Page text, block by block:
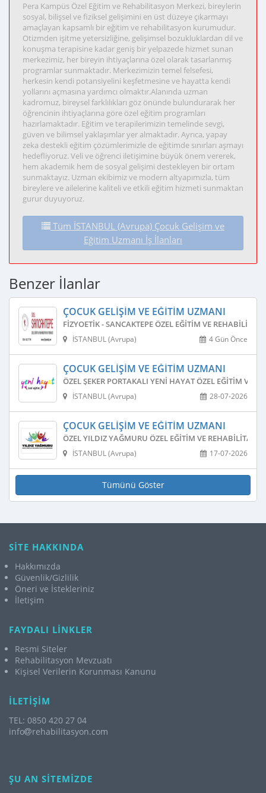
Pera Kampüs Özel Eğitim ve Rehabilitasyon Merkezi, bireylerin
sosyal, bilişsel ve fiziksel gelişimini en üst düzeye çıkarmayı
amaçlayan kapsamlı bir eğitim ve rehabilitasyon kurumudur.
Otizmden işitme yetersizliğine, gelişimsel bozukluklardan dil ve
konuşma terapisine kadar geniş bir yelpazede hizmet sunan
merkezimiz, her bireyin ihtiyaçlarına özel olarak tasarlanmış
programlar sunmaktadır. Merkezimizin temel felsefesi,
herkesin kendi potansiyelini keşfetmesine ve hayatta kendi
yollarını açmasına yardımcı olmaktır.Alanında uzman
kadromuz, bireysel farklılıkları göz önünde bulundurarak her
öğrencinin ihtiyaçlarına göre özel eğitim programları
hazırlamaktadır. Eğitim ve terapilerimizin temelinde sevgi,
güven ve bilimsel yaklaşımlar yer almaktadır. Ayrıca, yapay
zeka destekli eğitim çözümlerimizle de eğitimde sınırları aşmayı
hedefliyoruz. Veli ve öğrenci iletişimine büyük önem vererek,
hem akademik hem de sosyal gelişimi destekleyen bir ortam
sunmaktayız. Uzman ekibimiz ve modern altyapımızla, tüm
bireylere ve ailelerine kaliteli ve etkili eğitim hizmeti sunmaktan
gurur duyuyoruz.
Tüm İSTANBUL (Avrupa) Çocuk Gelişim ve
Eğitim Uzmanı İş İlanları
Benzer İlanlar
ÇOCUK GELIŞIM VE EĞITIM UZMANI
FIZYOETIK - SANCAKTEPE ÖZEL EĞITIM VE
4 Gün Önce
İSTANBUL (Avrupa)
ÇOCUK GELIŞIM VE EĞITIM UZMANI
ÖZEL ŞEKER PORTAKALI YENI HAYAT ÖZEL EĞITIM VE
28-07-2026
İSTANBUL (Avrupa)
ÇOCUK GELIŞIM VE EĞITIM UZMANI
ÖZEL YILDIZ YAĞMURU ÖZEL EĞITIM VE
17-07-2026
İSTANBUL (Avrupa)
Tümünü Göster
SİTE HAKKINDA
Hakkımızda
Güvenlik/Gizlilik
Öneri ve İstekleriniz
İletişim
FAYDALI LİNKLER
Resmi Siteler
Rehabilitasyon Mevzuatı
Kişisel Verilerin Korunması Kanunu
İLETİŞİM
TEL: 0850 420 27 04
info
rehabilitasyon.com
ŞU AN SİTEMİZDE